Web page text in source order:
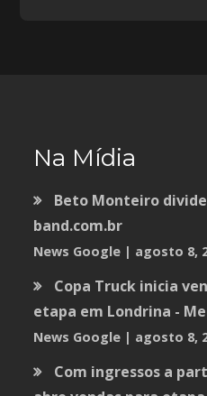
Na Mídia
Beto Monteiro
band.com.br
News Google agosto 8,
Copa Truck inicia
etapa em Londrina -
News Google agosto 8,
Com ingressos a